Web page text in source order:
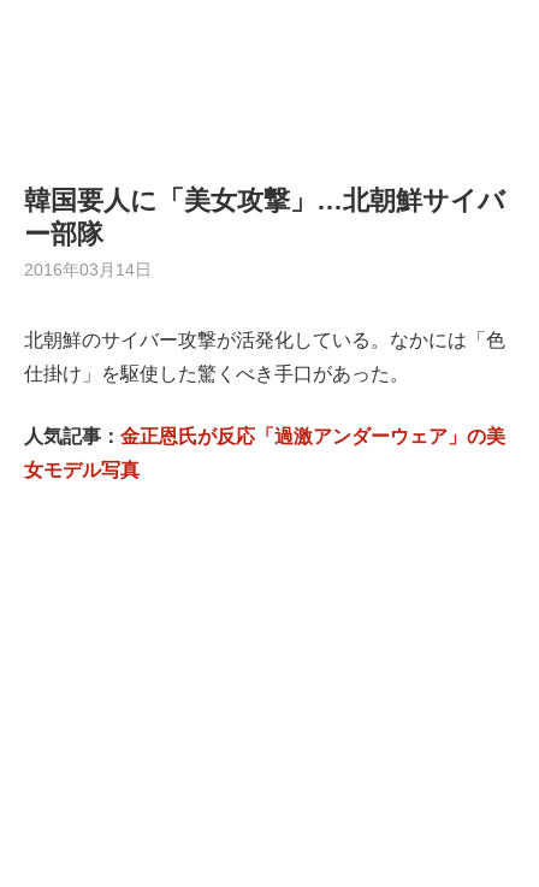
韓国要人に「美女攻撃」…北朝鮮サイバ
ー部隊
2016年03月14日
北朝鮮のサイバー攻撃が活発化している。なかには「色
仕掛け」を駆使した驚くべき手口があった。
人気記事： 金正恩氏が反応「過激アンダーウェア」の美
女モデル写真